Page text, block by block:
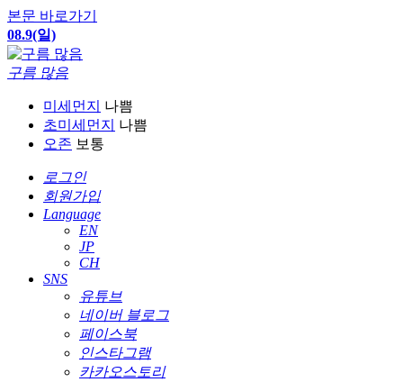
본문 바로가기
08.9(일)
구름 많음
미세먼지
나쁨
초미세먼지
나쁨
오존 보통
로그인
회원가입
Language
EN
JP
CH
SNS
유튜브
네이버 블로그
페이스북
인스타그램
카카오스토리